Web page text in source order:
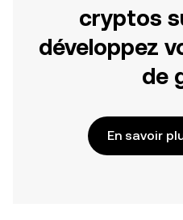
cryptos
développez
de
En savoir